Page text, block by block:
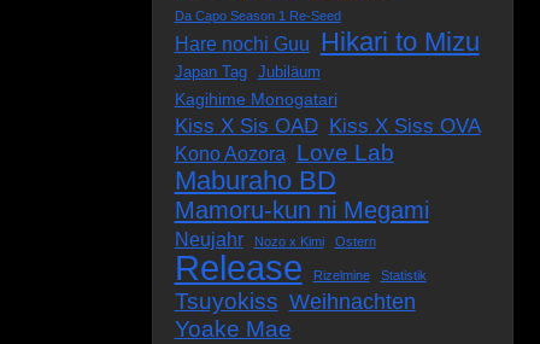
Da Capo Season 1 Re-Seed
Hare nochi Guu Hikari to Mizu
Japan Tag Jubiläum
Kagihime Monogatari
Kiss X Sis OAD Kiss X Siss OVA
Kono Aozora Love Lab
Maburaho BD
Mamoru-kun ni Megami
Neujahr Nozo x Kimi Ostern
Release Rizelmine Statistik
Tsuyokiss Weihnachten
Yoake Mae